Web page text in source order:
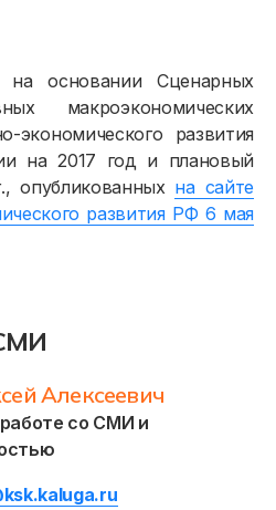
Алексеевич
со СМИ и
основании Сценарных
макроэкономических
экономического развития
на 2017 год и плановый
опубликованных на сайте
развития РФ 6 мая